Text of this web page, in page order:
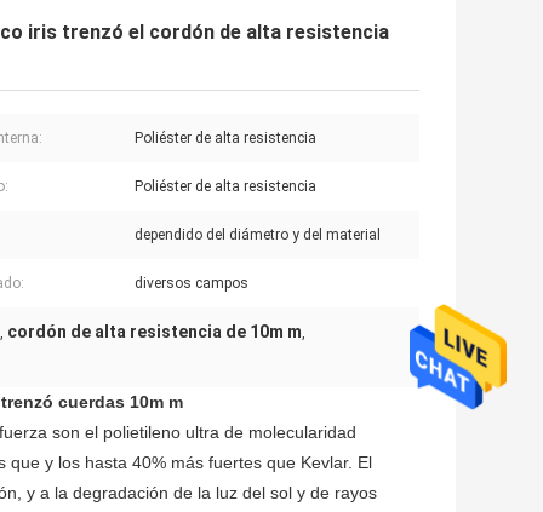
iris trenzó el cordón de alta resistencia
Poliéster de alta resistencia
Poliéster de alta resistencia
dependido del diámetro y del material
diversos campos
, cordón de alta resistencia de 10m m,
cuerdas 10m m
fuerza son el polietileno ultra de molecularidad
que y los hasta 40% más fuertes que Kevlar. El
y a la degradación de la luz del sol y de rayos